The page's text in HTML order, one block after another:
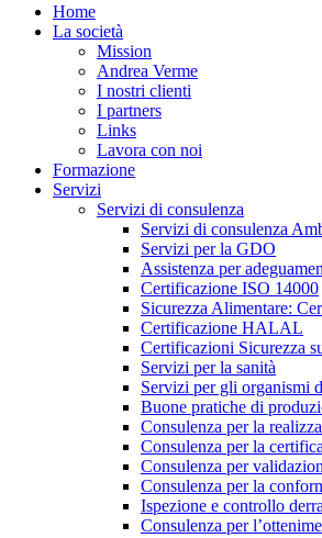
Home
La società
Mission
Andrea Verme
I nostri clienti
I partners
Links
Lavora con noi
Formazione
Servizi
Servizi di consulenza
Servizi di consulenza
Servizi per la GDO
Assistenza per
Certificazione ISO 14000
Sicurezza Alimentare:
Certificazione HALAL
Certificazioni Sicurezza
Servizi per la sanità
Servizi per gli organismi
Buone pratiche di
Consulenza per la
Consulenza per la
Consulenza per
Consulenza per la
Ispezione e controllo
Consulenza per